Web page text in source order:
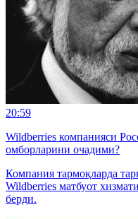
20:59
Wildberries компанияси
омборларини очадими?
Компания тармоқларда
Wildberries матбуот
берди.